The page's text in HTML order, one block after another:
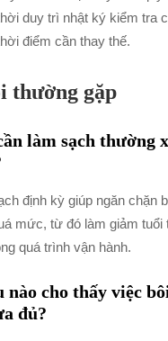
duy trì nhật ký kiểm tra
điểm cần thay thế.
thường gặp
làm sạch thường
định kỳ giúp ngăn chặn
mức, từ đó làm giảm tuổi
quá trình vận hành.
nào cho thấy việc
đủ?